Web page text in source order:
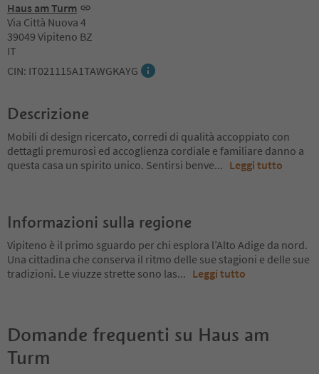
Haus am Turm
Via Città Nuova 4
39049 Vipiteno BZ
IT
CIN: IT021115A1TAWGKAYG
Descrizione
Mobili di design ricercato, corredi di qualità accoppiato con
dettagli premurosi ed accoglienza cordiale e familiare danno a
questa casa un spirito unico. Sentirsi benve... Leggi tutto
Informazioni sulla regione
Vipiteno è il primo sguardo per chi esplora l’Alto Adige da nord.
Una cittadina che conserva il ritmo delle sue stagioni e delle sue
tradizioni. Le viuzze strette sono las... Leggi tutto
Domande frequenti su Haus am
Turm